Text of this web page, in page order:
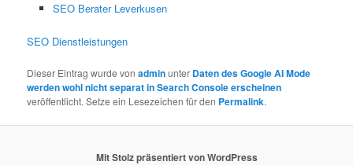
SEO Berater Leverkusen
SEO Dienstleistungen
Dieser Eintrag wurde vonadminunter Daten des Google AI Mode
werden wohl nicht separat in Search Console erscheinen
veröffentlicht. Setze ein Lesezeichen für den Permalink.
Mit Stolz präsentiert von WordPress